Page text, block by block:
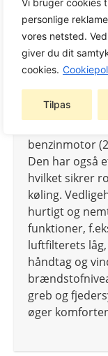
personlige
vores netsted.
giver du dit
cookies.
Tilpas
Tags:
Varemærke:
Robust og
effektivitet
benzinmotor
Den har også
hvilket sikrer
køling.
hurtigt og
funktioner,
luftfilterets
håndtag og
greb og
øger